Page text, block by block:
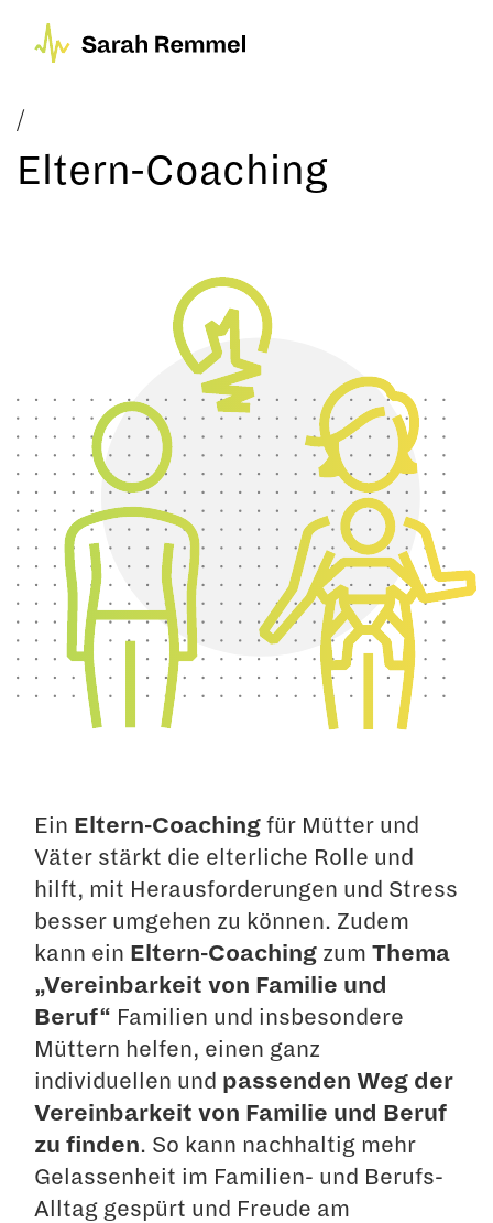
Eltern-Coaching
Ein Eltern-Coaching für Mütter und
Väter stärkt die elterliche Rolle und
hilft, mit Herausforderungen und Stress
besser umgehen zu können. Zudem
kann ein Eltern-Coaching zum Thema
„Vereinbarkeit von Familie und
Beruf“ Familien und insbesondere
Müttern helfen, einen ganz
individuellen und passenden Weg der
Vereinbarkeit von Familie und Beruf
zu finden. So kann nachhaltig mehr
Gelassenheit im Familien- und Berufs-
Alltag gespürt und Freude am